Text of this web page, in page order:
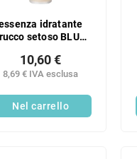
idratante
setoso BLUR
8,69 € IVA esclusa
10,60 €
Nel carrello